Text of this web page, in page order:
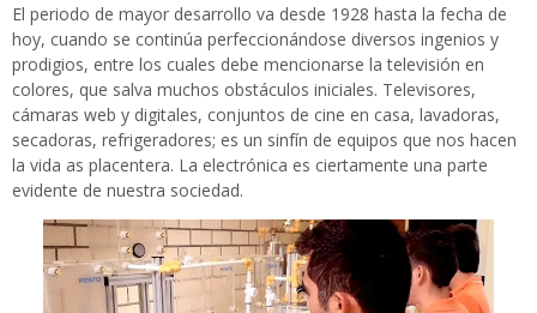
El periodo de mayor desarrollo va desde 1928 hasta la fecha de
hoy, cuando se continúa perfeccionándose diversos ingenios y
prodigios, entre los cuales debe mencionarse la televisión en
colores, que salva muchos obstáculos iniciales. Televisores,
cámaras web y digitales, conjuntos de cine en casa, lavadoras,
secadoras, refrigeradores; es un sinfín de equipos que nos hacen
la vida as placentera. La electrónica es ciertamente una parte
evidente de nuestra sociedad.